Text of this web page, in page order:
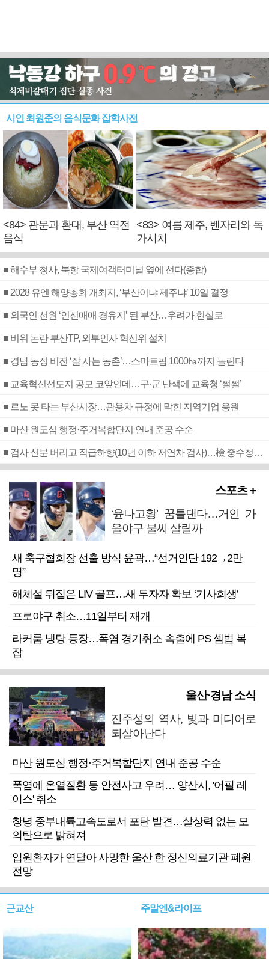
시인 최원준의 음식문화 잡학사전
<84> 관문과 환대, 부산 역전
음식
<83> 여름 제주, 벤자리와 독
가시치
■ 해수부 청사, 북항 국제여객터미널 옆에 선다(종합)
■ 2028 유엔 해양총회 개최지, ‘부산이냐 제주냐’ 10일 결정
■ 외국인 선원 ‘인신매매 경유지’ 된 부산…우려가 현실로
■ 비위 논란 부산TP, 외부인사 혁신위 설치
■ 경남 농정 비전 ‘잘 사는 농촌’…스마트팜 1000㏊까지 늘린다
■ 교육혁신선도지 공모 코앞인데…구·군 난색에 교육청 ‘쩔쩔’
■ 르노 못 타는 부산시장…관용차 규정에 막힌 지역기업 응원
■ 마산 원도심 행정·주거복합단지 연내 준공 수순
■ 검사 신분 버리고 직급하향(10년 이하 저연차 검사)…檢 중수청행 기피
스포츠 +
‘윤나고황’ 꿈틀댄다…거인 가
을야구 불씨 살릴까
새 축구협회장 선출 방식 윤곽…“선거인단 192→2만
명”
해체설 뒤집은 LIV 골프…새 투자자 확보 ‘기사회생’
프로야구 취소…11일부터 재개
라커룸 냉탕 등장…폭염 경기취소 속출에 PS 셈법 복
잡
울산·경남 소식
진주성의 역사, 빛과 미디어로
되살아난다
마산 원도심 행정·주거복합단지 연내 준공 수순
폭염에 온열질환 등 안전사고 우려… 양산시, '어필 레
이스' 취소
창녕 중부내륙고속도로서 포탄 발견…살상력 없는 모
의탄으로 밝혀져
입원환자가 연달아 사망한 울산 한 정신의료기관 폐원
전망
근교산 주말엔&라이프